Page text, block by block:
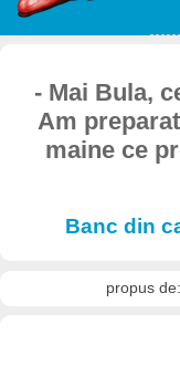
- Mai Bula,
Am
maine ce
Banc din
propus